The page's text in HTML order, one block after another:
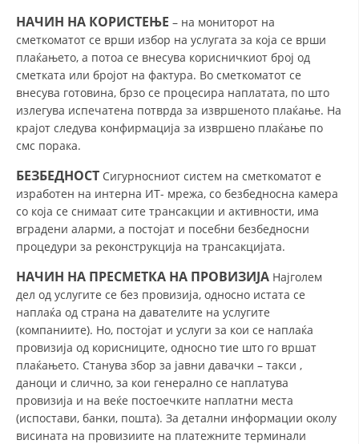
MANUALS
STRATEGIES
EDUCATIONAL AND INFORMATIVE MATERIAL
BROCHURES
НАЧИН НА КОРИСТЕЊЕ – на мониторот на
сметкоматот се врши избор на услугата за која се врши
плаќањето, а потоа се внесува корисничкиот број од
сметката или бројот на фактура. Во сметкоматот се
внесува готовина, брзо се процесира наплатата, по што
излегува испечатена потврда за извршеното плаќање. На
крајот следува конфирмација за извршено плаќање по
смс порака.
БЕЗБЕДНОСТ Сигурносниот систем на сметкоматот е
изработен на интерна ИТ- мрежа, со безбедносна камера
со која се снимаат сите трансакции и активности, има
вградени аларми, а постојат и посебни безбедносни
процедури за реконструкција на трансакцијата.
НАЧИН НА ПРЕСМЕТКА НА ПРОВИЗИЈА Најголем
дел од услугите се без провизија, односно истата се
наплаќа од страна на давателите на услугите
(компаниите). Но, постојат и услуги за кои се наплаќа
провизија од корисниците, односно тие што го вршат
плаќањето. Станува збор за јавни давачки – такси ,
даноци и слично, за кои генерално се наплатува
провизија и на веќе постоечките наплатни места
(испостави, банки, пошта). За детални информации околу
висината на провизиите на платежните терминали